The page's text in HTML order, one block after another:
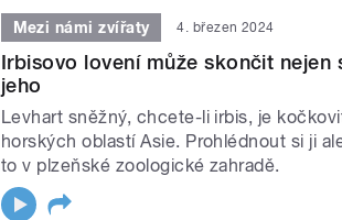
Mezi námi zvířaty 4. březen 2024
Irbisovo lovení může skončit
jeho
Levhart sněžný, chcete-li irbis, je
horských oblastí Asie. Prohlédnout si ji
to v plzeňské zoologické zahradě.